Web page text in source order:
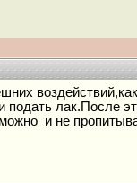
лак.После
и не